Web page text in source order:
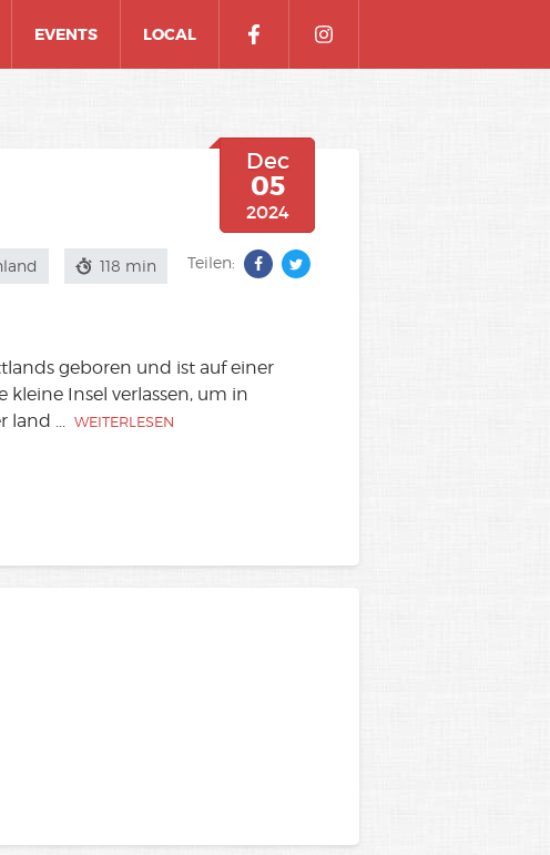
EVENTS LOCAL
Dec
05
2024
118 min Teilen:
geboren und ist auf einer
Insel verlassen, um in
land ... WEITERLESEN